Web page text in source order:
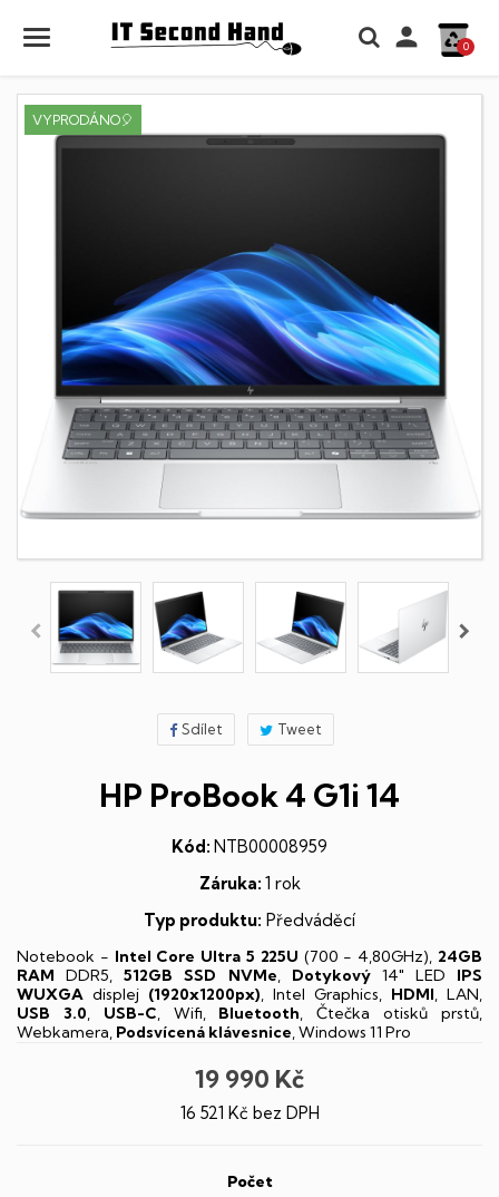
 0
VYPRODÁNO🎈
Sdílet Tweet
HP ProBook 4 G1i 14
Kód: NTB00008959
Záruka: 1 rok
Typ produktu: Předváděcí
Notebook - Intel Core Ultra 5 225U (700 - 4,80GHz), 24GB
RAM DDR5,512GB SSD NVMe, Dotykový14" LED IPS
WUXGA displej (1920x1200px), Intel Graphics, HDMI, LAN,
USB 3.0, USB-C, Wifi, Bluetooth, Čtečka otisků prstů,
Webkamera, Podsvícená klávesnice, Windows 11 Pro
19 990 Kč
16 521 Kč bez DPH
Počet